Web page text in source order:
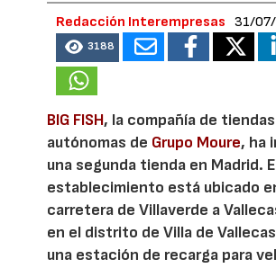
Redacción Interempresas 31/
3188
BIG FISH, la compañía de tiendas
autónomas de Grupo Moure, ha
una segunda tienda en Madrid.
establecimiento está ubicado
carretera de Villaverde a
en el distrito de Villa de
una estación de recarga para